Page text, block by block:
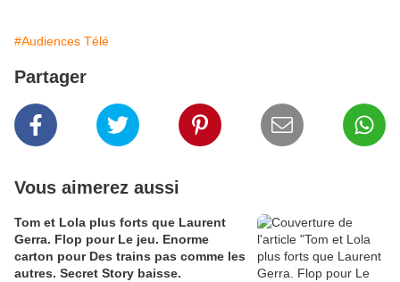
#Audiences Télé
Partager
Vous aimerez aussi
Tom et Lola plus forts que Laurent
Gerra. Flop pour Le jeu. Enorme
carton pour Des trains pas comme les
autres. Secret Story baisse.